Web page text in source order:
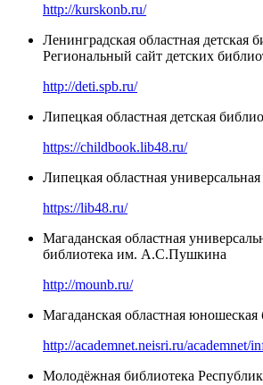
http://kurskonb.ru/
Ленинградская областная детская
Региональный сайт детских
http://deti.spb.ru/
Липецкая областная детская
https://childbook.lib48.ru/
Липецкая областная
https://lib48.ru/
Магаданская областная
библиотека им. А.С.Пушкина
http://mounb.ru/
Магаданская областная юношеская
http://academnet.neisri.ru/academnet/
Молодёжная библиотека